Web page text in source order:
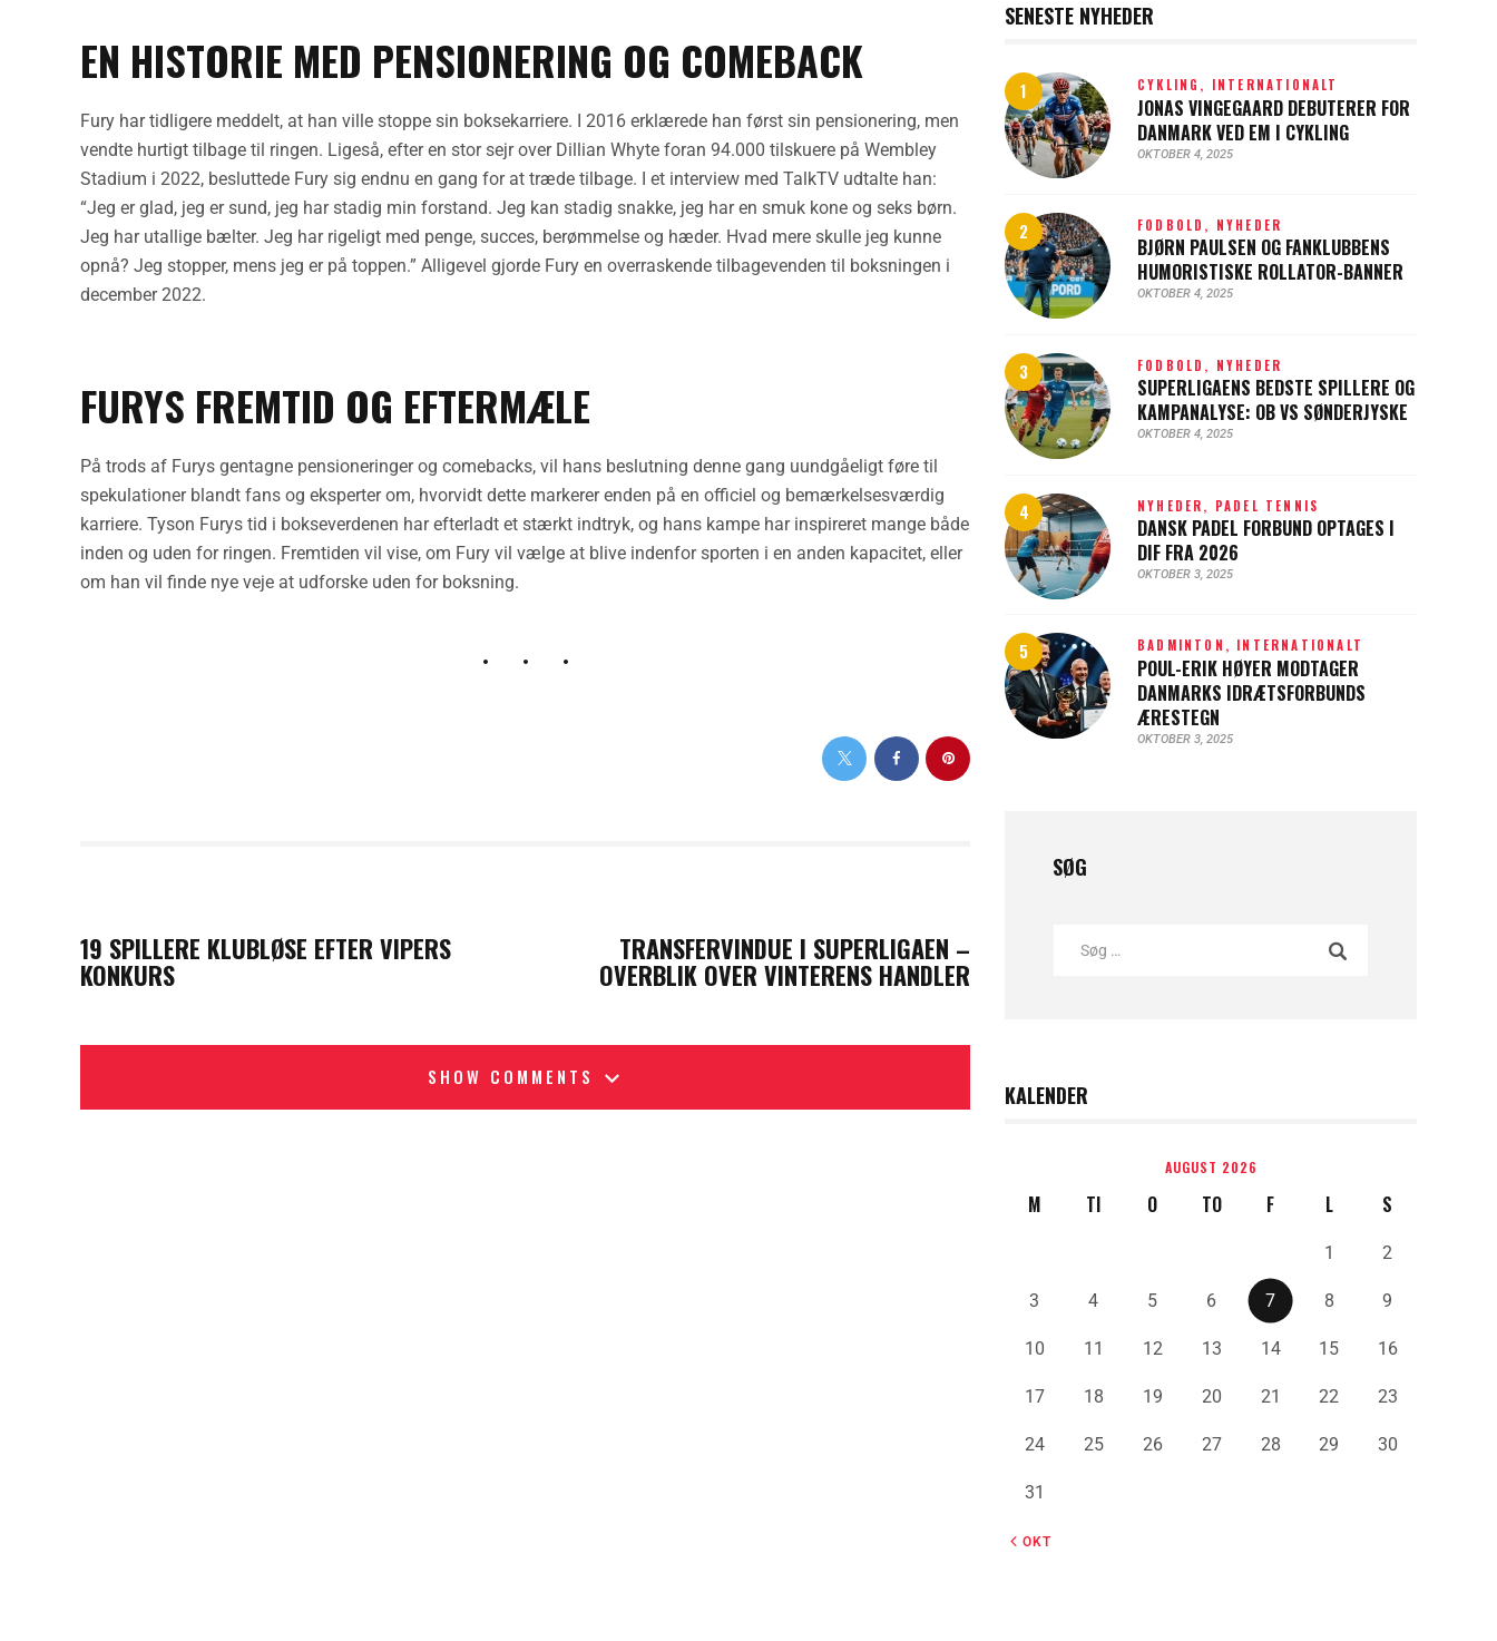
EN HISTORIE MED PENSIONERING OG COMEBACK
Fury har tidligere meddelt, at han ville stoppe sin boksekarriere. I 2016 erklærede han først sin pensionering, men
vendte hurtigt tilbage til ringen. Ligeså, efter en stor sejr over Dillian Whyte foran 94.000 tilskuere på Wembley
Stadium i 2022, besluttede Fury sig endnu en gang for at træde tilbage. I et interview med TalkTV udtalte han:
“Jeg er glad, jeg er sund, jeg har stadig min forstand. Jeg kan stadig snakke, jeg har en smuk kone og seks børn.
Jeg har utallige bælter. Jeg har rigeligt med penge, succes, berømmelse og hæder. Hvad mere skulle jeg kunne
opnå? Jeg stopper, mens jeg er på toppen.” Alligevel gjorde Fury en overraskende tilbagevenden til boksningen i
december 2022.
FURYS FREMTID OG EFTERMÆLE
På trods af Furys gentagne pensioneringer og comebacks, vil hans beslutning denne gang uundgåeligt føre til
spekulationer blandt fans og eksperter om, hvorvidt dette markerer enden på en officiel og bemærkelsesværdig
karriere. Tyson Furys tid i bokseverdenen har efterladt et stærkt indtryk, og hans kampe har inspireret mange både
inden og uden for ringen. Fremtiden vil vise, om Fury vil vælge at blive indenfor sporten i en anden kapacitet, eller
om han vil finde nye veje at udforske uden for boksning.
19 SPILLERE KLUBLØSE EFTER VIPERS
KONKURS
TRANSFERVINDUE I SUPERLIGAEN –
OVERBLIK OVER VINTERENS HANDLER
SHOW COMMENTS
SENESTE NYHEDER
CYKLING, INTERNATIONALT
JONAS VINGEGAARD DEBUTERER FOR
DANMARK VED EM I CYKLING
OKTOBER 4, 2025
FODBOLD, NYHEDER
BJØRN PAULSEN OG FANKLUBBENS
HUMORISTISKE ROLLATOR-BANNER
OKTOBER 4, 2025
FODBOLD, NYHEDER
SUPERLIGAENS BEDSTE SPILLERE OG
KAMPANALYSE: OB VS SØNDERJYSKE
OKTOBER 4, 2025
NYHEDER, PADEL TENNIS
DANSK PADEL FORBUND OPTAGES I
DIF FRA 2026
OKTOBER 3, 2025
BADMINTON, INTERNATIONALT
POUL-ERIK HØYER MODTAGER
DANMARKS IDRÆTSFORBUNDS
ÆRESTEGN
OKTOBER 3, 2025
SØG
KALENDER
AUGUST 2026
M TI O TO F L S
1 2
3 4 5 6 7 8 9
10 11 12 13 14 15 16
17 18 19 20 21 22 23
24 25 26 27 28 29 30
31
« OKT